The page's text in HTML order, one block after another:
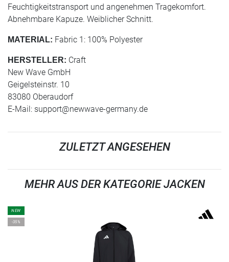
Feuchtigkeitstransport und angenehmen Tragekomfort.
Abnehmbare Kapuze. Weiblicher Schnitt.
MATERIAL: Fabric 1: 100% Polyester
HERSTELLER: Craft
New Wave GmbH
Geigelsteinstr. 10
83080 Oberaudorf
E-Mail: support@newwave-germany.de
ZULETZT ANGESEHEN
MEHR AUS DER KATEGORIE JACKEN
NEW
-35%